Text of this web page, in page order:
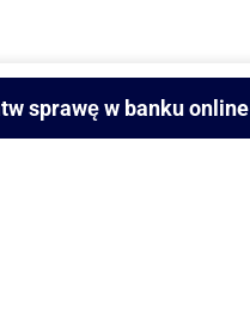
sprawę w banku online